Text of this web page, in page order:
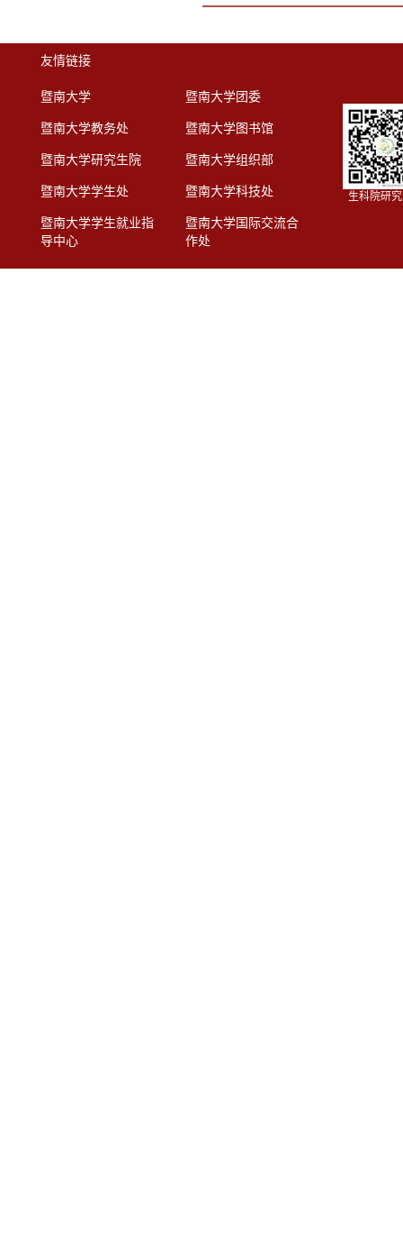
友情链接
暨南大学
暨南大学教务处
暨南大学研究生院
暨南大学学生处
暨南大学学生就业指
导中心
暨南大学团委
暨南大学图书馆
暨南大学组织部
暨南大学科技处
暨南大学国际交流合
作处
生科院研